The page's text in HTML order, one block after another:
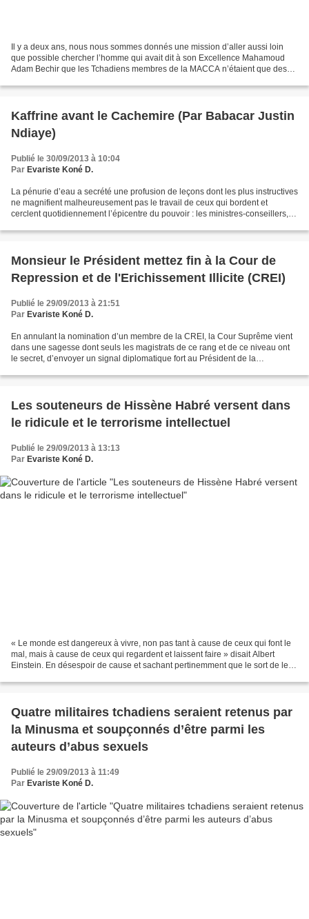
Il y a deux ans, nous nous sommes donnés une mission d’aller aussi loin
que possible chercher l’homme qui avait dit à son Excellence Mahamoud
Adam Bechir que les Tchadiens membres de la MACCA n’étaient que des
Kaffrine avant le Cachemire (Par Babacar Justin
Ndiaye)
Publié le 30/09/2013 à 10:04
Par Evariste Koné D.
La pénurie d’eau a secrété une profusion de leçons dont les plus instructives
ne magnifient malheureusement pas le travail de ceux qui bordent et
cerclent quotidiennement l’épicentre du pouvoir : les ministres-conseillers,
Monsieur le Président mettez fin à la Cour de
Repression et de l'Erichissement Illicite (CREI)
Publié le 29/09/2013 à 21:51
Par Evariste Koné D.
En annulant la nomination d’un membre de la CREI, la Cour Suprême vient
dans une sagesse dont seuls les magistrats de ce rang et de ce niveau ont
le secret, d’envoyer un signal diplomatique fort au Président de la
Les souteneurs de Hissène Habré versent dans
le ridicule et le terrorisme intellectuel
Publié le 29/09/2013 à 13:13
Par Evariste Koné D.
« Le monde est dangereux à vivre, non pas tant à cause de ceux qui font le
mal, mais à cause de ceux qui regardent et laissent faire » disait Albert
Einstein. En désespoir de cause et sachant pertinemment que le sort de leur
Quatre militaires tchadiens seraient retenus par
la Minusma et soupçonnés d’être parmi les
auteurs d’abus sexuels
Publié le 29/09/2013 à 11:49
Par Evariste Koné D.